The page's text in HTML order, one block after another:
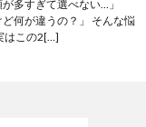
多すぎて選べない…」
何が違うの？」 そんな悩
はこの2[…]